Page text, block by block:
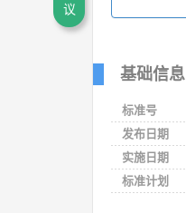
基础信息
标准号
发布日期
实施日期
标准计划
议